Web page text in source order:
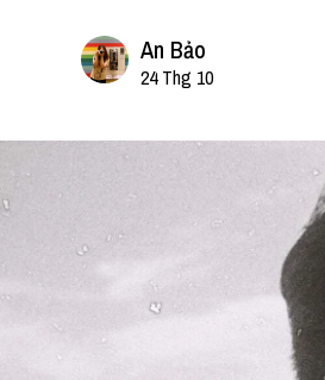
An Bảo
24 Thg 10